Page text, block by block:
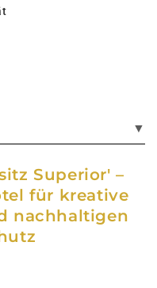
▼
Superior' –
für kreative
nachhaltigen